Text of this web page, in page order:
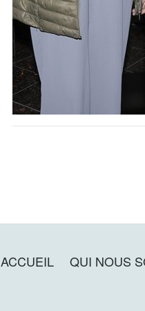
ACCUEIL QUI NOUS